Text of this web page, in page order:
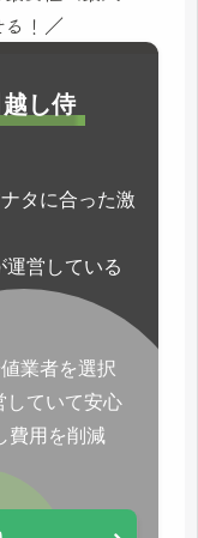
！／
し侍
タに合った激
営している
業者を選択
していて安心
費用を削減